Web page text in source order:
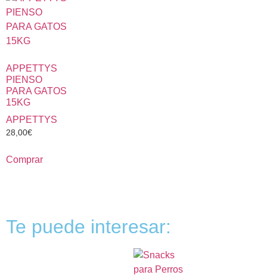
APPETTYS
PIENSO
PARA GATOS
15KG
APPETTYS
28,00€
Comprar
Te puede interesar: